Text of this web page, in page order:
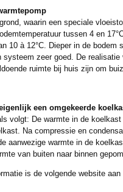
waarin een speciale
tussen 4 en
10 à 12°C. Dieper in de
systeem zeer goed. De
ruimte bij huis zijn om
een omgekeerde
volgt: De warmte in de
Na compressie en
aanwezige warmte in de
van buiten naar binnen
is de volgende website aan